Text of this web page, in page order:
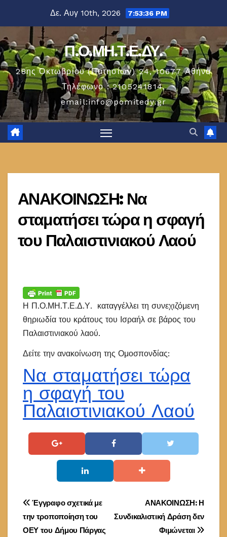
περιεχόμενο
Δε. Αυγ 10th, 2026 7:53:36 PM
Π.Ο.ΜΗ.Τ.Ε.ΔΥ.
28ης Οκτωβρίου (Πατησίων) 24, 10677 Aθήνα
Τηλέφωνο : 2105241814,
email:info@pomitedy.gr
ΑΝΑΚΟΙΝΩΣΗ: Να
σταματήσει τώρα η σφαγή
του Παλαιστινιακού Λαού
Η Π.Ο.ΜΗ.Τ.Ε.Δ.Υ. καταγγέλλει τη συνεχιζόμενη
θηριωδία του κράτους του Ισραήλ σε βάρος του
Παλαιστινιακού λαού.
Δείτε την ανακοίνωση της Ομοσπονδίας:
Να σταματήσει τώρα
η σφαγή του
Παλαιστινιακού Λαού
Πλοήγηση
άρθρων
ΑΝΑΚΟΙΝΩΣΗ: Η
Συνδικαλιστική Δράση δεν
Φιμώνεται
Έγγραφο σχετικά με
την τροποποίηση του
ΟΕΥ του Δήμου Πάργας